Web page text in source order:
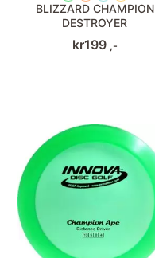
BLIZZARD CHAMPION
DESTROYER
kr199 ,-